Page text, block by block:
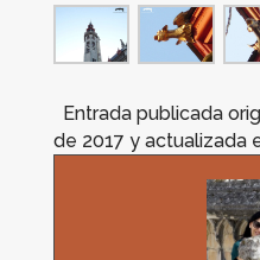
Entrada publicada
de 2017 y actualizada